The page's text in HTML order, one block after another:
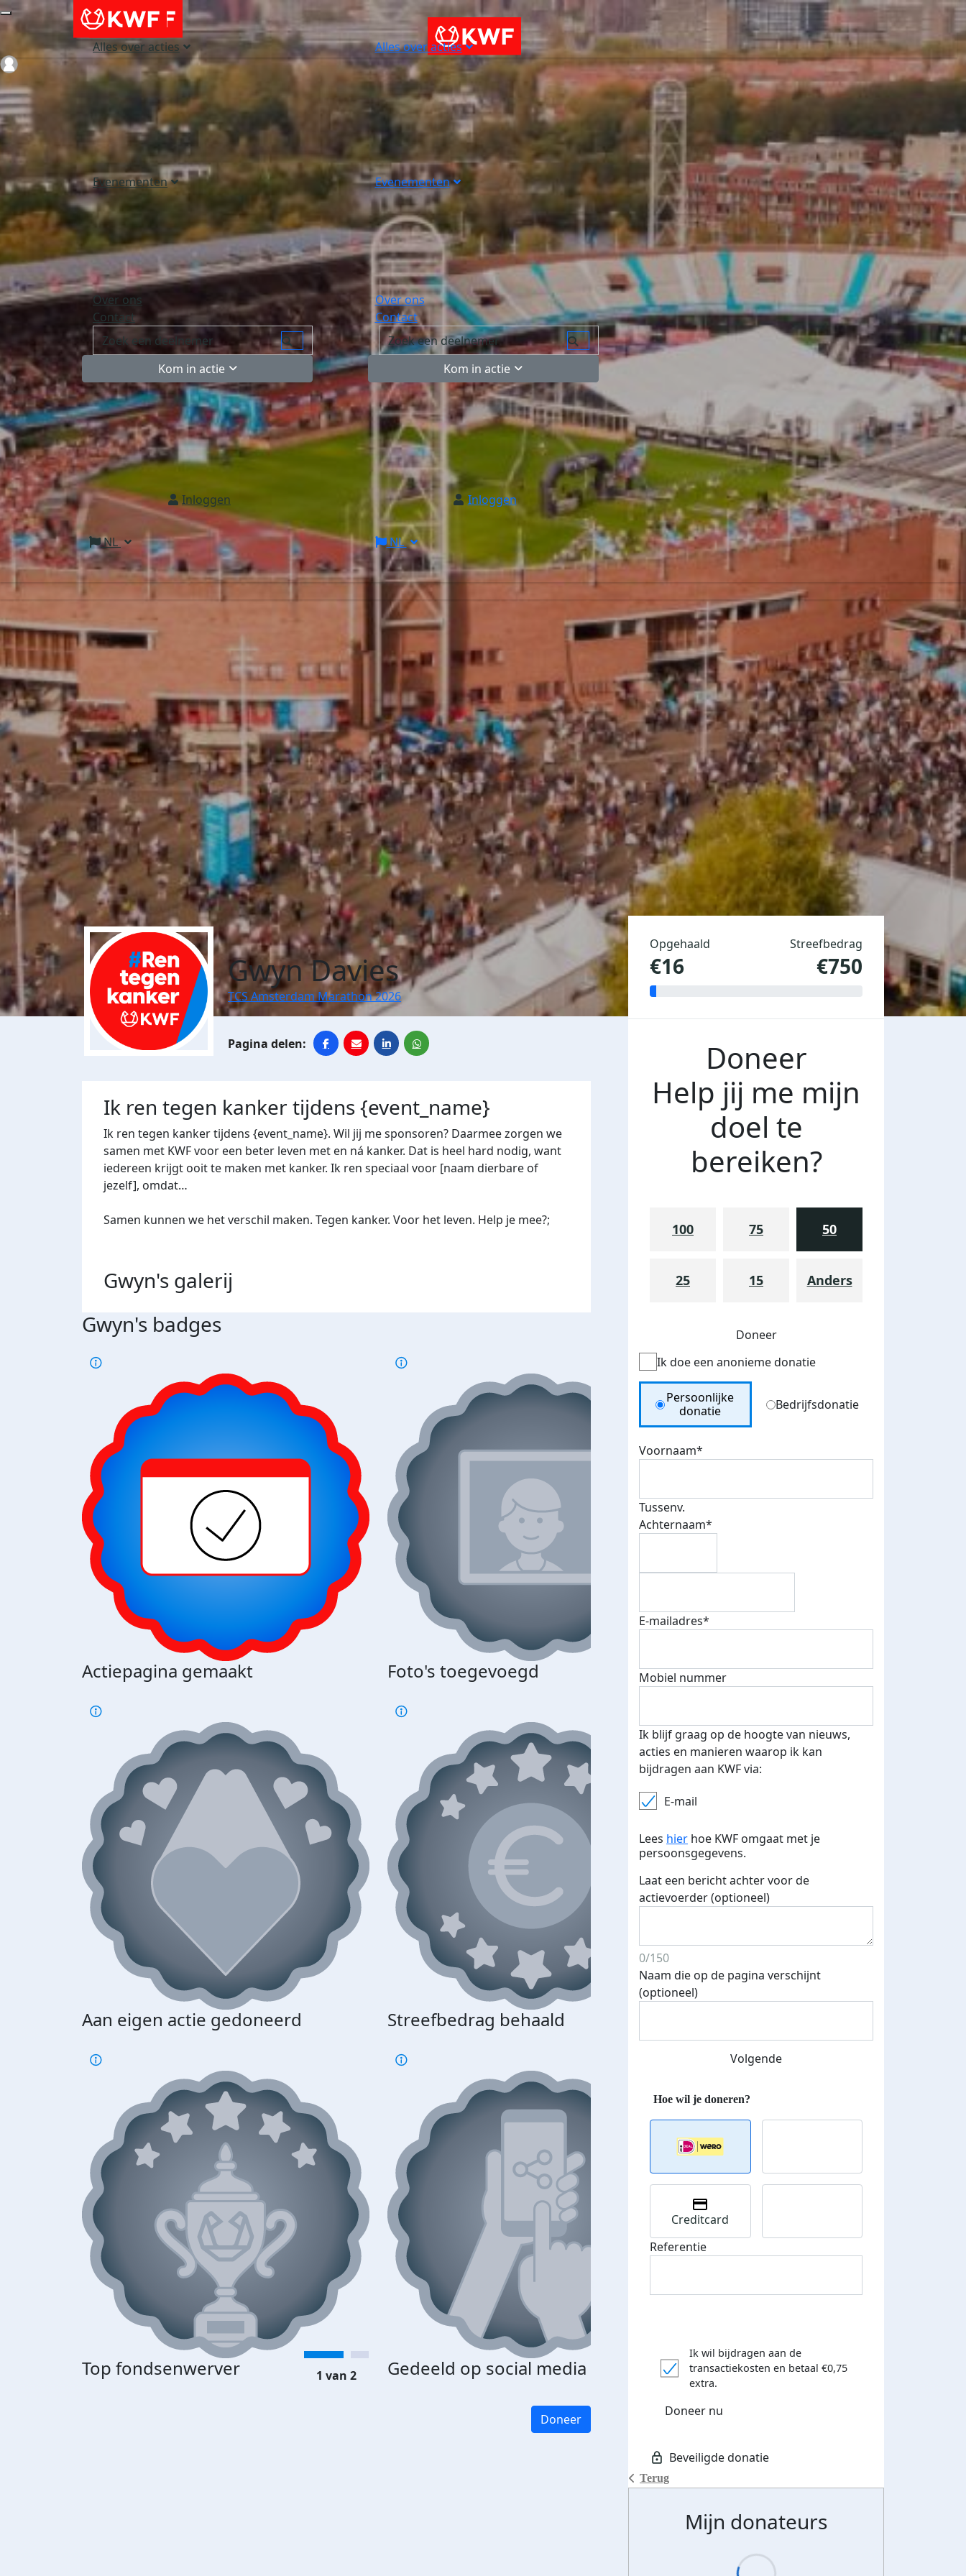
Alles over acties
Evenementen
Over ons
Contact
Kom in actie
Inloggen
NL
Alles over acties
Evenementen
Over ons
Contact
Kom in actie
Inloggen
NL
Login
Gwyn Davies
TCS Amsterdam Marathon 2026
Ik ren tegen kanker tijdens {event_name}
Ik ren tegen kanker tijdens {event_name}. Wil jij me sponsoren? Daarmee zorgen we
samen met KWF voor een beter leven met en ná kanker. Dat is heel hard nodig, want
iedereen krijgt ooit te maken met kanker. Ik ren speciaal voor [naam dierbare of
jezelf], omdat…
Samen kunnen we het verschil maken. Tegen kanker. Voor het leven. Help je mee?;
Gwyn's galerij
Gwyn's badges
Actiepagina gemaakt Foto's toegevoegd E-mails verstuurd
Aan eigen actie gedoneerd Streefbedrag behaald
Top fondsenwerver Gedeeld op social media Donateurs bedankt
€500 euro opgehaald: t-shirt
verdiend
1 van 2
Doneer
Opgehaald
€16
Streefbedrag
€750
Doneer
Help jij me mijn
doel te
bereiken?
100 75 50
25 15 Anders
Doneer
Ik doe een anonieme donatie
Donation Type
Persoonlijke
donatie
Bedrijfsdonatie
Voornaam*
Tussenv.
Achternaam*
E-mailadres*
Mobiel nummer
Ik blijf graag op de hoogte van nieuws,
acties en manieren waarop ik kan
bijdragen aan KWF via:
E-mail
Lees hier hoe KWF omgaat met je
persoonsgegevens.
Laat een bericht achter voor de
actievoerder (optioneel)
0/150
Naam die op de pagina verschijnt
(optioneel)
Volgende
Terug
Creditcard
Referentie
Ik wil bijdragen aan de
transactiekosten en betaal €0,75
extra.
Doneer nu
Mijn donateurs